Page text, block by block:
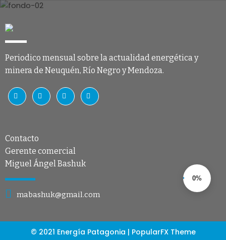
Periodico mensual sobre la actualidad energética y
minera de Neuquén, Río Negro y Mendoza.
Contacto
Gerente comercial
Miguel Ángel Bashuk
mabashuk@gmail.com
© 2021 Energía Patagonia | PopularFX Theme
0%